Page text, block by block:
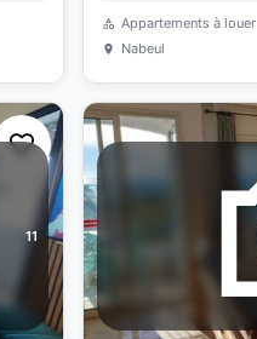
Appartements à louer
Nabeul
11